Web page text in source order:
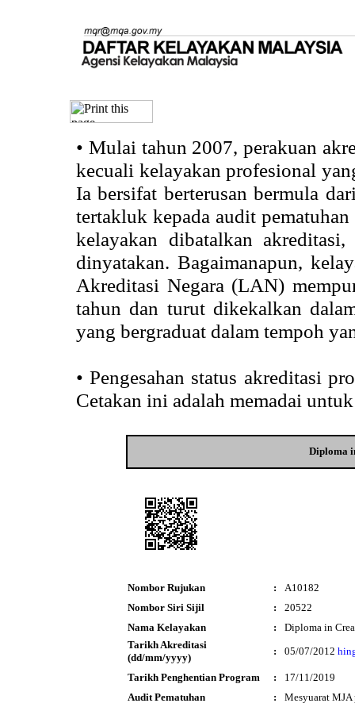
• Mulai tahun 2007, perakuan
kecuali kelayakan profesional
Ia bersifat berterusan bermula
tertakluk kepada audit
kelayakan dibatalkan
dinyatakan. Bagaimanapun,
Akreditasi Negara (LAN)
tahun dan turut dikekalkan
yang bergraduat dalam tempoh
• Pengesahan status akreditasi
Cetakan ini adalah memadai
Diploma
Nombor Rujukan :
A10182
Nombor Siri Sijil
:
20522
Nama Kelayakan
:
Diploma in
Tarikh Akreditasi
(dd/mm/yyyy)
: 05/07/2012
Tarikh Penghentian Program :
17/11/2019
Audit Pematuhan
:
Mesyuarat MJA